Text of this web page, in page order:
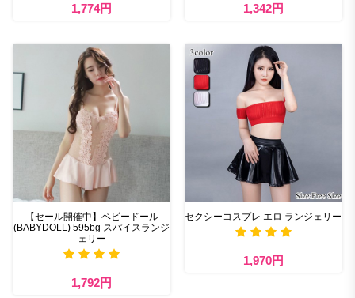
1,774円 1,342円
【セール開催中】ベビードール
(BABYDOLL) 595bg スパイスランジ
ェリー
1,792円
セクシーコスプレ エロ ランジェリー
1,970円